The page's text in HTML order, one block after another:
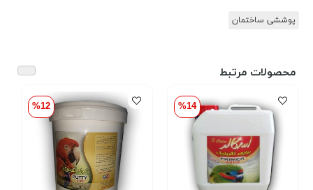
پوششی ساختمان
محصولات مرتبط
%14
%12